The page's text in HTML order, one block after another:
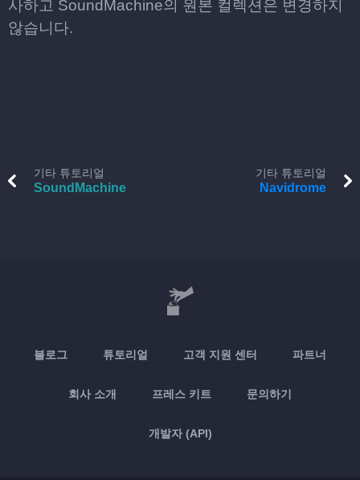
사하고 SoundMachine의 원본 컬렉션은 변경하지
않습니다.
기타 튜토리얼
SoundMachine
기타 튜토리얼
Navidrome
블로그 튜토리얼 고객 지원 센터 파트너
회사 소개 프레스 키트 문의하기
개발자 (API)